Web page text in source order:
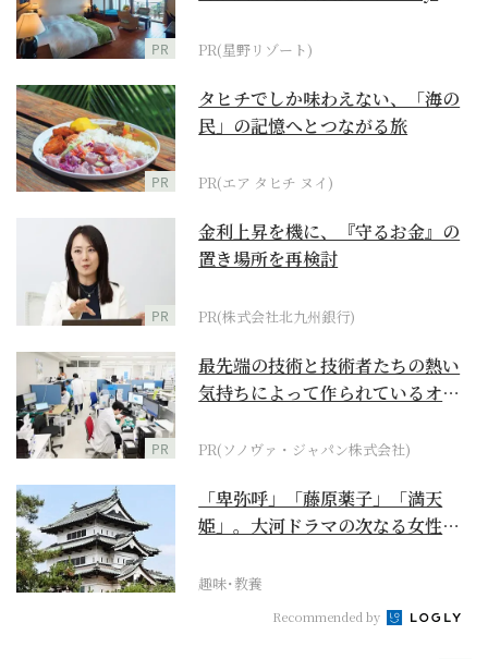
PR PR(星野リゾート)
PR
タヒチでしか味わえない、「海の
民」の記憶へとつながる旅
PR(エア タヒチ ヌイ)
PR
金利上昇を機に、『守るお金』の
置き場所を再検討
PR(株式会社北九州銀行)
PR
最先端の技術と技術者たちの熱い
気持ちによって作られているオー
PR(ソノヴァ・ジャパン株式会社)
「卑弥呼」「藤原薬子」「満天
姫」。大河ドラマの次なる女性主
趣味･教養
Recommended by